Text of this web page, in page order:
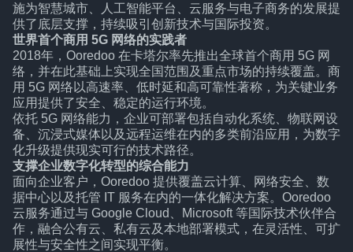
施为智慧城市、人工智能平台、云服务与电子商务的发展提
供了底层支撑，持续吸引创新技术与国际投资。
世界首个商用 5G 网络的实践者
2018年，Ooredoo 在卡塔尔率先推出全球首个商用 5G 网
络，并在此基础上实现全国范围及重点市场的持续覆盖。商
用 5G 网络以高速率、低时延和高可靠性著称，为关键业务
应用提供了安全、稳定的运行环境。
依托 5G 网络能力，企业可部署包括自动化系统、物联网设
备、沉浸式媒体以及远程运维在内的多类前沿应用，为数字
化升级提供现实可行的技术路径。
支撑企业数字化转型的综合能力
面向企业客户，Ooredoo 提供覆盖云计算、网络安全、数
据中心以及托管 IT 服务在内的一体化解决方案。Ooredoo
云服务通过与 Google Cloud、Microsoft 等国际技术伙伴合
作，融合公有云、私有云及本地部署模式，在灵活性、可扩
展性与安全性之间实现平衡。